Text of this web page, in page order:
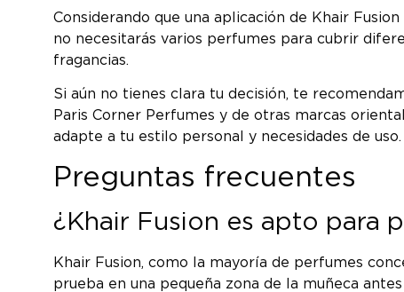
Considerando que una aplicación de Khair
no necesitarás varios perfumes para cubrir
fragancias.
Si aún no tienes clara tu decisión, te
Paris Corner Perfumes y de otras marcas
adapte a tu estilo personal y necesidades de
Preguntas frecuentes
¿Khair Fusion es apto para
Khair Fusion, como la mayoría de perfumes
prueba en una pequeña zona de la muñeca